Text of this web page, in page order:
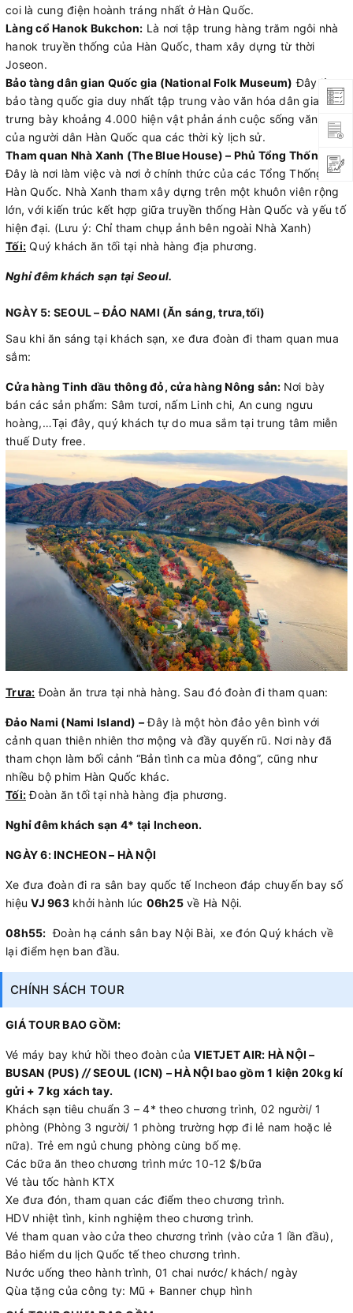
coi là cung điện hoành tráng nhất ở Hàn Quốc.
Làng cổ Hanok Bukchon: Là nơi tập trung hàng trăm ngôi nhà
hanok truyền thống của Hàn Quốc, tham xây dựng từ thời
Joseon.
Bảo tàng dân gian Quốc gia (National Folk Museum) Đây là
bảo tàng quốc gia duy nhất tập trung vào văn hóa dân gian,
trưng bày khoảng 4.000 hiện vật phản ánh cuộc sống văn hóa
của người dân Hàn Quốc qua các thời kỳ lịch sử.
Tham quan Nhà Xanh (The Blue House) – Phủ Tổng Thống):
Đây là nơi làm việc và nơi ở chính thức của các Tổng Thống
Hàn Quốc. Nhà Xanh tham xây dựng trên một khuôn viên rộng
lớn, với kiến trúc kết hợp giữa truyền thống Hàn Quốc và yếu tố
hiện đại. (Lưu ý: Chỉ tham chụp ảnh bên ngoài Nhà Xanh)
Tối: Quý khách ăn tối tại nhà hàng địa phương.
Nghỉ đêm khách sạn tại Seoul.
NGÀY 5: SEOUL – ĐẢO NAMI (Ăn sáng, trưa,tối)
Sau khi ăn sáng tại khách sạn, xe đưa đoàn đi tham quan mua
sắm:
Cửa hàng Tinh dầu thông đỏ, cửa hàng Nông sản: Nơi bày
bán các sản phẩm: Sâm tươi, nấm Linh chi, An cung ngưu
hoàng,…Tại đây, quý khách tự do mua sắm tại trung tâm miễn
thuế Duty free.
Trưa: Đoàn ăn trưa tại nhà hàng. Sau đó đoàn đi tham quan:
Đảo Nami (Nami Island) –Đây là một hòn đảo yên bình với
cảnh quan thiên nhiên thơ mộng và đầy quyến rũ. Nơi này đã
tham chọn làm bối cảnh “Bản tình ca mùa đông”, cũng như
nhiều bộ phim Hàn Quốc khác.
Tối:Đoàn ăn tối tại nhà hàng địa phương.
Nghỉ đêm khách sạn 4* tại Incheon.
NGÀY 6: INCHEON – HÀ NỘI
Xe đưa đoàn đi ra sân bay quốc tế Incheon đáp chuyến bay số
hiệuVJ 963khởi hành lúc 06h25về Hà Nội.
08h55: Đoàn hạ cánh sân bay Nội Bài, xe đón Quý khách về
lại điểm hẹn ban đầu.
CHÍNH SÁCH TOUR
GIÁ TOUR BAO GỒM:
Vé máy bay khứ hồi theo đoàn củaVIETJET AIR: HÀ NỘI –
BUSAN (PUS) //SEOUL (ICN) – HÀ NỘI bao gồm 1 kiện 20kg kí
gửi + 7 kg xách tay.
Khách sạn tiêu chuẩn 3 – 4* theo chương trình, 02 người/ 1
phòng (Phòng 3 người/ 1 phòng trường hợp đi lẻ nam hoặc lẻ
nữa). Trẻ em ngủ chung phòng cùng bố mẹ.
Các bữa ăn theo chương trình mức 10-12 $/bữa
Vé tàu tốc hành KTX
Xe đưa đón, tham quan các điểm theo chương trình.
HDV nhiệt tình, kinh nghiệm theo chương trình.
Vé tham quan vào cửa theo chương trình (vào cửa 1 lần đầu),
Bảo hiểm du lịch Quốc tế theo chương trình.
Nước uống theo hành trình, 01 chai nước/ khách/ ngày
Qùa tặng của công ty: Mũ + Banner chụp hình